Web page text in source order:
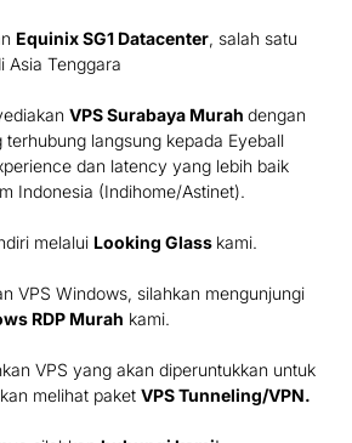
Equinix SG1 Datacenter, salah satu
Asia Tenggara
VPS Surabaya Murah dengan
langsung kepada Eyeball
dan latency yang lebih baik
Indonesia (Indihome/Astinet).
melalui Looking Glass kami.
VPS Windows, silahkan mengunjungi
RDP Murah kami.
VPS yang akan diperuntukkan untuk
melihat paket VPS Tunneling/VPN.